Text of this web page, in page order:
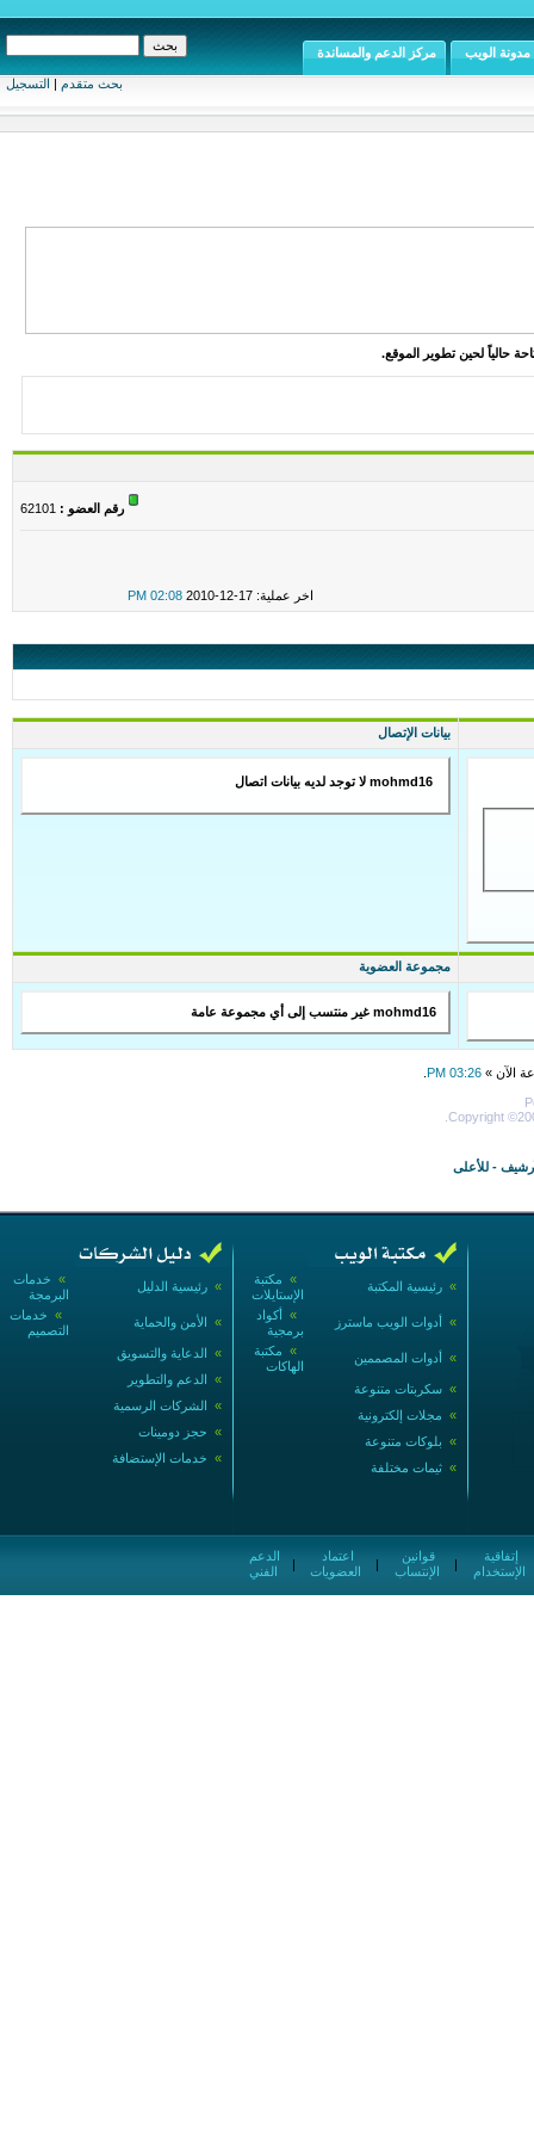
بحث متقدم | التسجيل
مدونة الويب مركز الدعم والمساندة
حالياً لحين تطوير الموقع.
رقم العضو :
اخر عملية: 17-12-2010 02:08 PM
بيانات الإتصال
mohmd16 لا توجد لديه بيانات اتصال
مجموعة العضوية
mohmd16 غير منتسب إلى أي مجموعة عامة
الآن » 03:26 PM
Copyright
- للأعلى
» خدمات
البرمجة
» رئيسية الدليل
» خدمات
التصميم
» الأمن والحماية
» الدعاية والتسويق
» الدعم والتطوير
» الشركات الرسمية
» حجز دومينات
» خدمات الإستضافة
» مكتبة
الإستايلات
» رئيسية المكتبة
» أكواد
برمجية
» أدوات الويب ماسترز
» مكتبة
الهاكات
» أدوات المصممين
» سكربتات متنوعة
» مجلات إلكترونية
» بلوكات متنوعة
» ثيمات مختلفة
الفني
|
العضويات
|
الإنتساب
|
الإستخدام